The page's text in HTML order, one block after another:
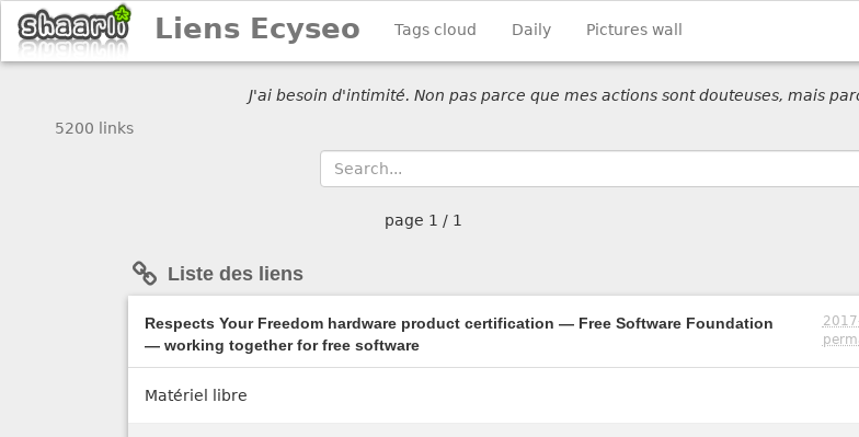
Liens Ecyseo Tags cloud Daily Pictures wall
J'ai besoin d'intimité. Non pas parce que mes actions sont douteuses, mais
5200 links
page 1 / 1
Liste des liens
Respects Your Freedom hardware product certification — Free Software Foundation
— working together for free software
Matériel libre